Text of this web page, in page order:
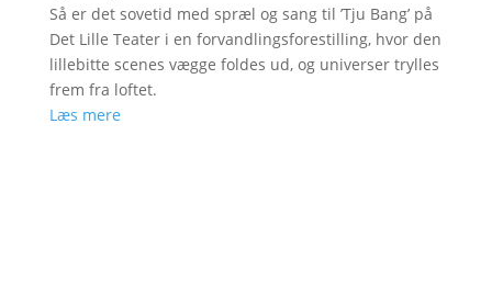
Så er det sovetid med spræl og sang til ’Tju Bang’ på
Det Lille Teater i en forvandlingsforestilling, hvor den
lillebitte scenes vægge foldes ud, og universer trylles
frem fra loftet.
Læs mere